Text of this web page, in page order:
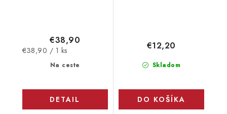
Na ceste
€38,90
Jednotková
€38,90 / 1 ks
DETAIL
Skladom
€12,20
DO KOŠÍKA